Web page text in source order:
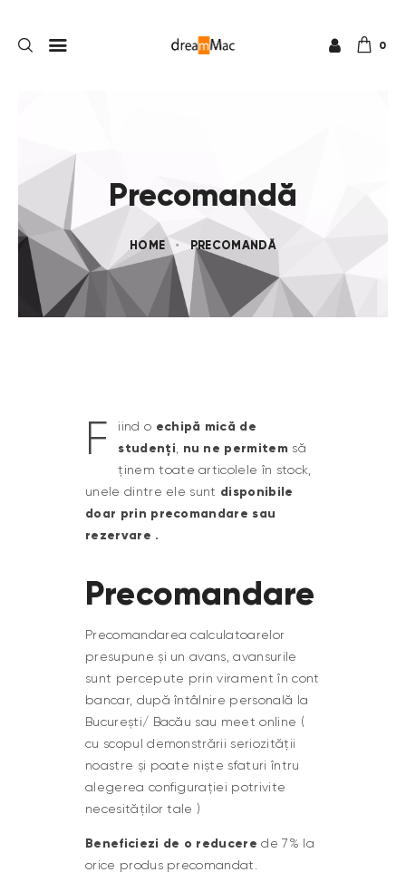
0
Precomandă
HOME PRECOMANDĂ
F iind o echipă mică de
studenți, nu ne permitem să
ținem toate articolele în stock,
unele dintre ele sunt disponibile
doar prin precomandare sau
rezervare .
Precomandare
Precomandarea calculatoarelor
presupune și un avans, avansurile
sunt percepute prin virament în cont
bancar, după întâlnire personală la
București/ Bacău sau meet online (
cu scopul demonstrării seriozității
noastre și poate niște sfaturi întru
alegerea configurației potrivite
necesităților tale )
Beneficiezi de o reducere de 7% la
orice produs precomandat.